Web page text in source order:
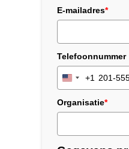
E-mailadres*
Telefoonnummer
United
+1
+1
Organisatie*